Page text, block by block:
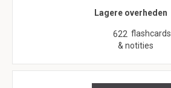
Lagere overheden
622 flashcards
& notities